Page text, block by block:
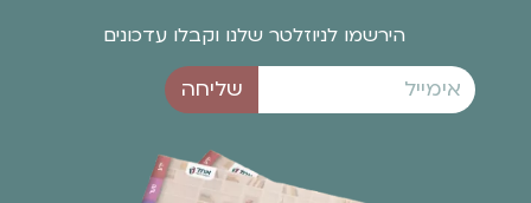
הירשמו לניוזלטר שלנו וקבלו עדכונים
שליחה